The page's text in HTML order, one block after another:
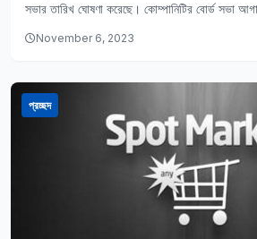
সভার তারিখ ঘোষণা করেছে। কোম্পানিটির বোর্ড সভা
November 6, 2023
প্রচ্ছদ